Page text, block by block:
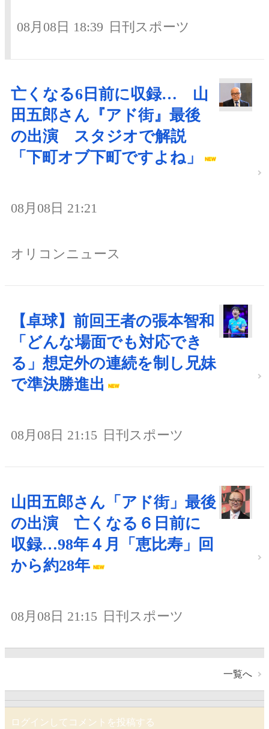
08月08日 18:39 日刊スポーツ
亡くなる6日前に収録… 山
田五郎さん『アド街』最後
の出演 スタジオで解説
「下町オブ下町ですよね」
08月08日 21:21
オリコンニュース
【卓球】前回王者の張本智和
「どんな場面でも対応でき
る」想定外の連続を制し兄妹
で準決勝進出
08月08日 21:15 日刊スポーツ
山田五郎さん「アド街」最後
の出演 亡くなる６日前に
収録…98年４月「恵比寿」回
から約28年
08月08日 21:15 日刊スポーツ
一覧へ
ログインしてコメントを投稿する